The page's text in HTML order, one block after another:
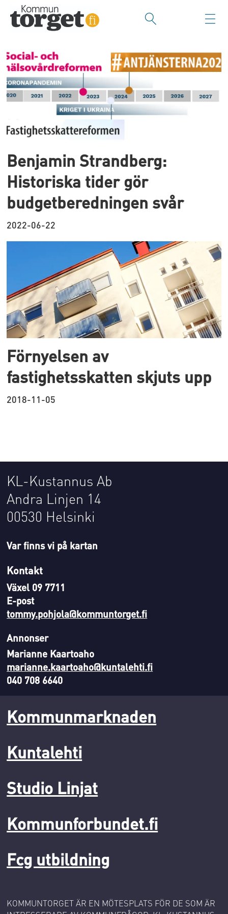
Tag:
fastighetsskatt
Benjamin Strandberg:
Historiska tider gör
budgetberedningen svår
2022-06-22
Förnyelsen av
fastighetsskatten skjuts upp
2018-11-05
KL-Kustannus Ab
Andra Linjen 14
00530 Helsinki
Var finns vi på kartan
Kontakt
Växel 09 7711
E-post
tommy.pohjola@kommuntorget.fi
Annonser
Marianne Kaartoaho
marianne.kaartoaho@kuntalehti.fi
040 708 6640
Kommunmarknaden
Kuntalehti
Studio Linjat
Kommunforbundet.fi
Fcg utbildning
KOMMUNTORGET ÄR EN MÖTESPLATS FÖR DE SOM ÄR